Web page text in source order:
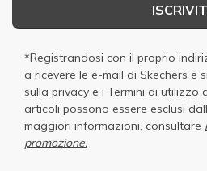
*Registrandosi con il proprio
a ricevere le e-mail di Skechers e
sulla privacy e i Termini di utilizzo
articoli possono essere esclusi
maggiori informazioni, consultare
promozione.